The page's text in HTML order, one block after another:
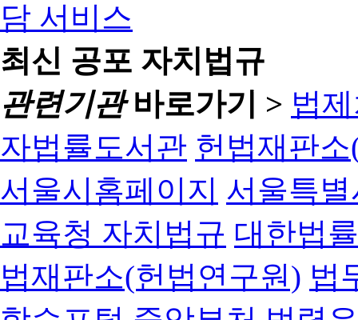
최신 공포 자치법규
관련기관바로가기 > 법
자법률도서관 헌법재판
서울시홈페이지 서울특
교육청 자치법규 대한법
법재판소(헌법연구원) 법